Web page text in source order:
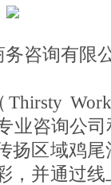
务咨询有限
Work
业咨询公
扬区域鸡
，并通过